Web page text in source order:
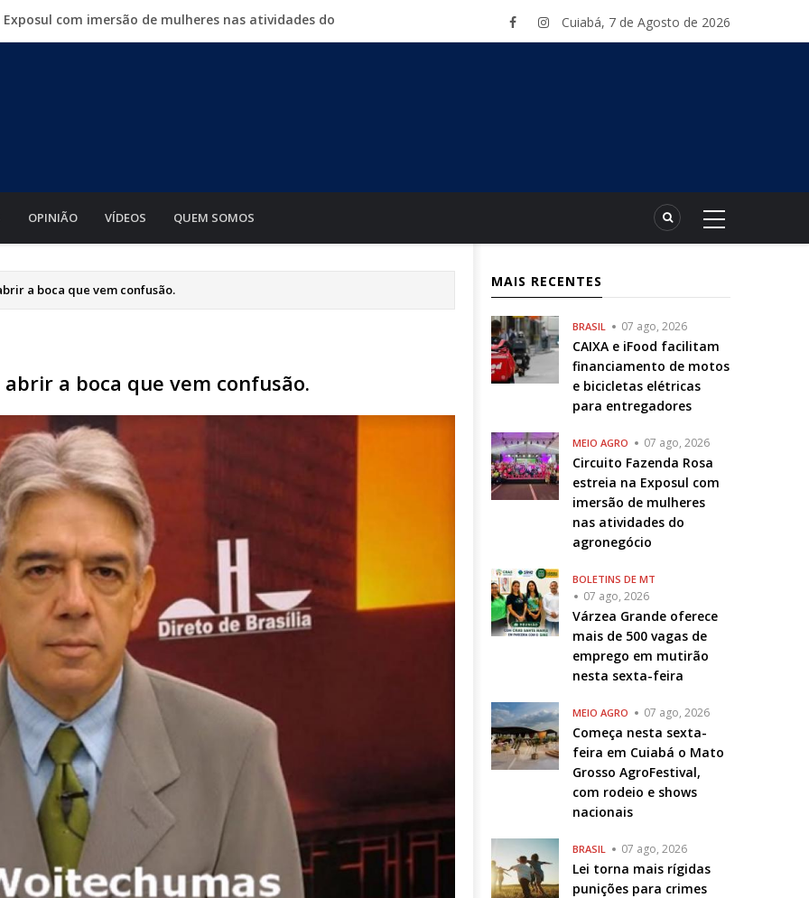
com imersão de mulheres nas atividades do
crimes digitais contra menores
de motos e bicicletas elétricas para entregadores
Cuiabá, 7 de Agosto de 2026
OPINIÃO VÍDEOS QUEM SOMOS
a boca que vem confusão.
a boca que vem confusão.
MAIS RECENTES
BRASIL 07 ago, 2026
CAIXA e iFood facilitam
financiamento de motos
e bicicletas elétricas
para entregadores
MEIO AGRO 07 ago, 2026
Circuito Fazenda Rosa
estreia na Exposul com
imersão de mulheres
nas atividades do
agronegócio
BOLETINS DE MT
07 ago, 2026
Várzea Grande oferece
mais de 500 vagas de
emprego em mutirão
nesta sexta-feira
MEIO AGRO 07 ago, 2026
Começa nesta sexta-
feira em Cuiabá o Mato
Grosso AgroFestival,
com rodeio e shows
nacionais
BRASIL 07 ago, 2026
Lei torna mais rígidas
punições para crimes